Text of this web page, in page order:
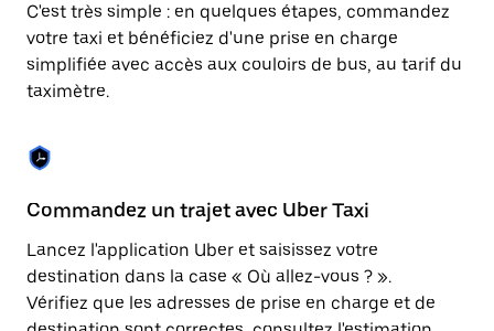
une
date.
Appuyez
sur
la
pour
fermer
calendrier.
C'est très simple : en quelques étapes, commandez
votre taxi et bénéficiez d'une prise en charge
simplifiée avec accès aux couloirs de bus, au tarif du
taximètre.
Commandez un trajet avec Uber Taxi
Lancez l'application Uber et saisissez votre
destination dans la case « Où allez-vous ? ».
Vérifiez que les adresses de prise en charge et de